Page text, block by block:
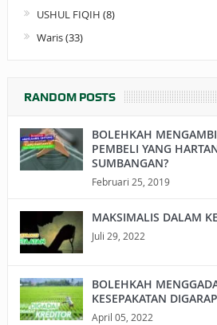
USHUL FIQIH (8)
Waris(33)
RANDOM POSTS
BOLEHKAH
PEMBELI YANG
SUMBANGAN?
Februari 25, 2019
MAKSIMALIS DALAM
Juli 29, 2022
BOLEHKAH
KESEPAKATAN
April 05, 2022